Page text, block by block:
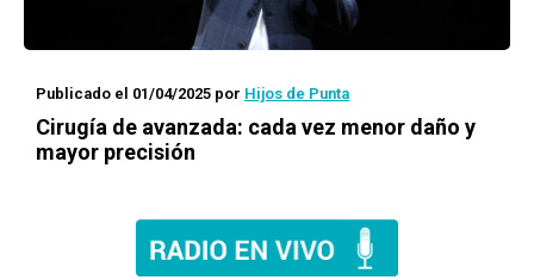
Publicado el 01/04/2025 por Hijos de Punta
Cirugía de avanzada: cada vez menor daño y
mayor precisión